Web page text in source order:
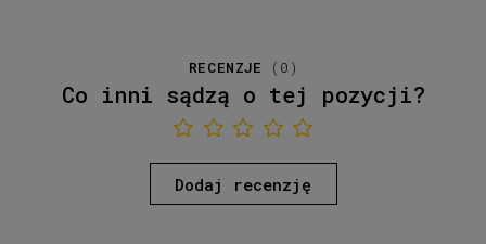
RECENZJE ( 0 )
Co inni sądzą o tej pozycji?
Dodaj recenzję